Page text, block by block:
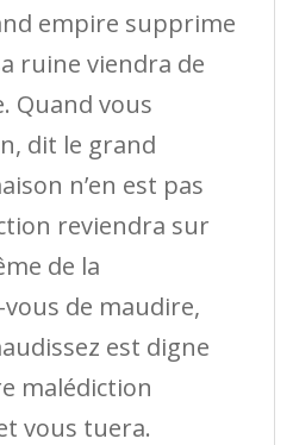
empire supprime
ruine viendra de
Quand vous
dit le grand
n’en est pas
reviendra sur
de la
de maudire,
est digne
malédiction
vous tuera.